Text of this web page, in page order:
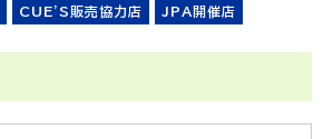
CUE'S販売協力店 JPA開催店